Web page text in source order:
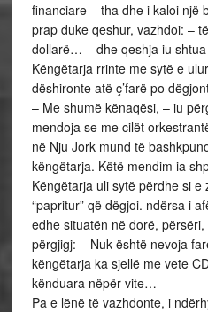
financiare – tha dhe i kaloi një
prap duke qeshur, vazhdoi: –
dollarë… – dhe qeshja iu
Këngëtarja rrinte me sytë e
dëshironte atë ç’farë po
– Me shumë kënaqësi, – iu
mendoja se me cilët
në Nju Jork mund të
këngëtarja. Këtë mendim ia
Këngëtarja uli sytë përdhe si
“papritur” që dëgjoi. ndërsa i
edhe situatën në dorë, përsëri,
përgjigj: – Nuk është nevoja
këngëtarja ka sjellë me vete
kënduara nëpër vite…
Pa e lënë të vazhdonte, i